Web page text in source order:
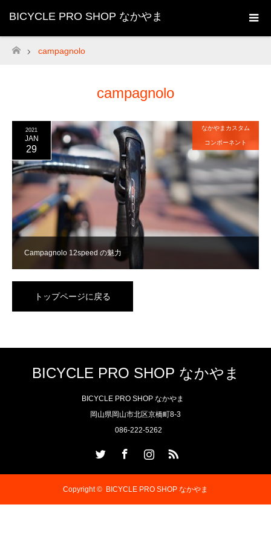
BICYCLE PRO SHOP なかやま
ホーム
campagnolo
campagnolo
Campagnolo 12speed の魅力
2021
JAN
29
なかやまカスタム
コンポーネント
トップページに戻る
BICYCLE PRO SHOP なかやま
BICYCLE PRO SHOP なかやま
岡山県岡山市北区京橋町8-3
086-222-5262
Copyright © BICYCLE PRO SHOP なかやま